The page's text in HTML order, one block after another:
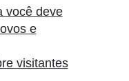
você deve
e
visitantes